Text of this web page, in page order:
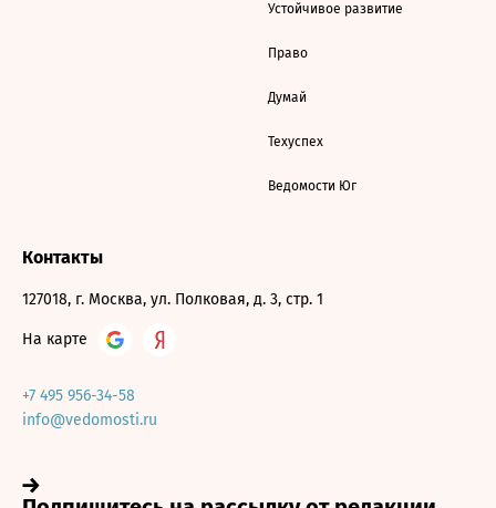
Устойчивое развитие
Право
Думай
Техуспех
Ведомости Юг
Контакты
127018, г. Москва, ул. Полковая, д. 3, стр. 1
На карте
+7 495 956-34-58
info@vedomosti.ru